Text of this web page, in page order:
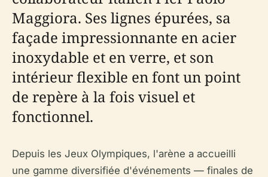
Maggiora. Ses lignes épurées, sa
façade impressionnante en acier
inoxydable et en verre, et son
intérieur flexible en font un point
de repère à la fois visuel et
fonctionnel.
Depuis les Jeux Olympiques, l'arène a accueilli
une gamme diversifiée d'événements — finales de